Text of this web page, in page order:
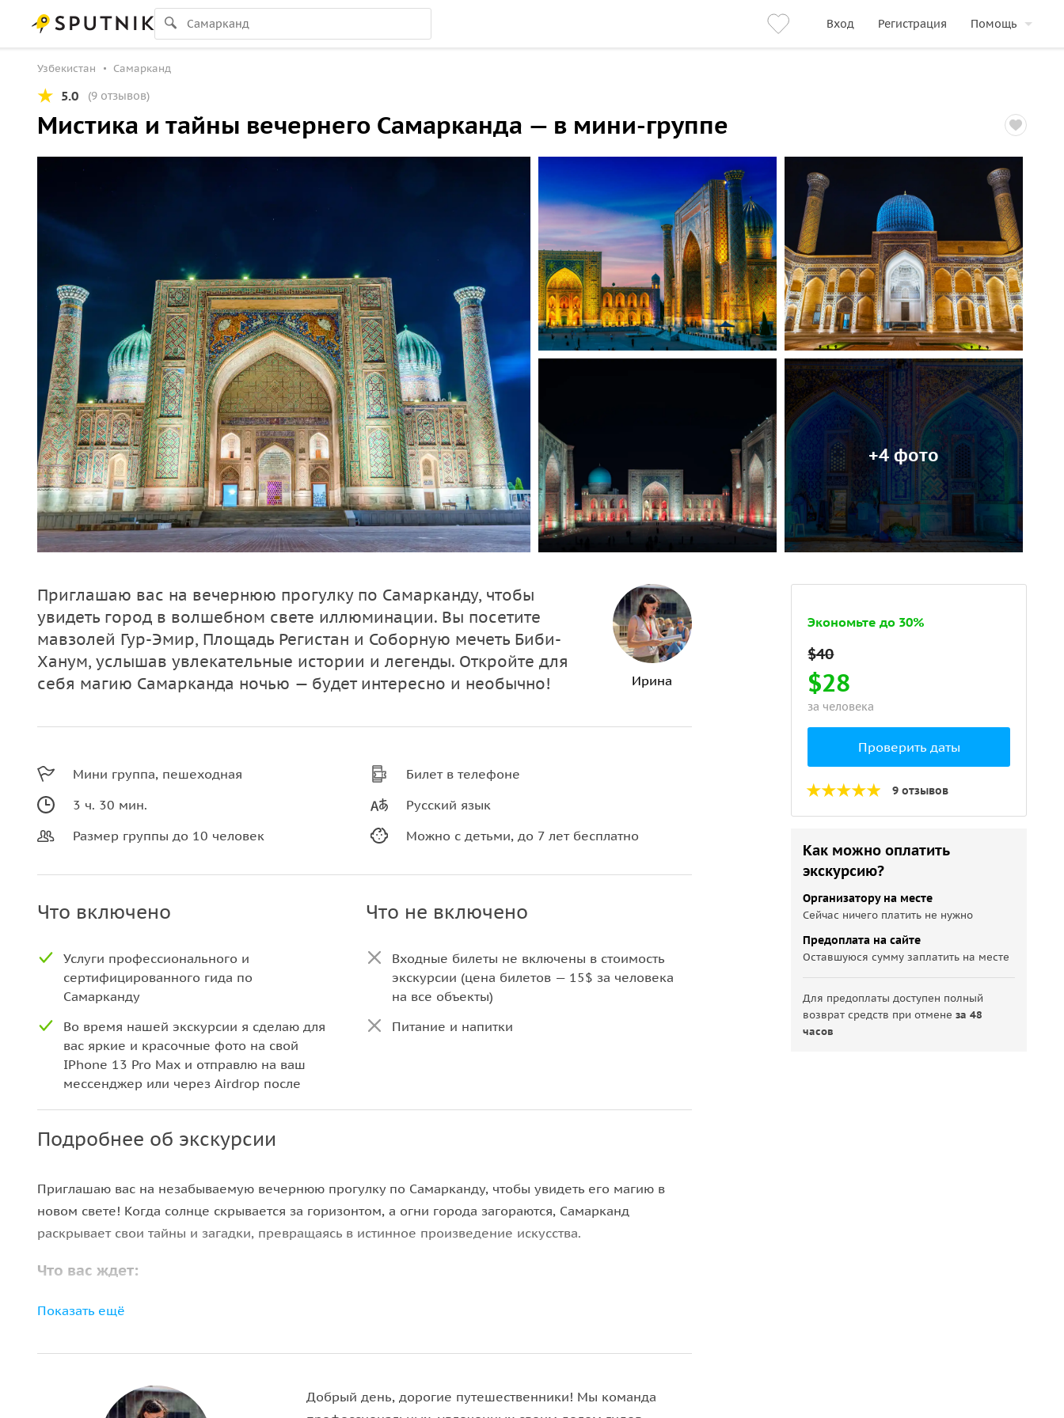
Вход Регистрация Помощь
Узбекистан Самарканд
5.0 (9 отзывов)
Мистика и тайны вечернего Самарканда — в мини-группе
+4 фото
Приглашаю вас на вечернюю прогулку по Самарканду, чтобы
увидеть город в волшебном свете иллюминации. Вы посетите
мавзолей Гур-Эмир, Площадь Регистан и Соборную мечеть Биби-
Ханум, услышав увлекательные истории и легенды. Откройте для
себя магию Самарканда ночью — будет интересно и необычно!
Ирина
Мини группа, пешеходная
3 ч. 30 мин.
Размер группы до 10 человек
Билет в телефоне
Русский язык
Можно с детьми, до 7 лет бесплатно
Что включено
Услуги профессионального и
сертифицированного гида по
Самарканду
Во время нашей экскурсии я сделаю для
вас яркие и красочные фото на свой
IPhone 13 Pro Max и отправлю на ваш
мессенджер или через Airdrop после
Что не включено
Входные билеты не включены в стоимость
экскурсии (цена билетов — 15$ за человека
на все объекты)
Питание и напитки
Подробнее об экскурсии
Приглашаю вас на незабываемую вечернюю прогулку по Самарканду, чтобы увидеть его магию в
новом свете! Когда солнце скрывается за горизонтом, а огни города загораются, Самарканд
раскрывает свои тайны и загадки, превращаясь в истинное произведение искусства.
Что вас ждет:
•Увидите Самарканд при свете огней
•Посетите мавзолей Гур-Эмир, где покоится легендарный Тамерлан и его потомки. Вы услышите
Откроете для себя Площадь Регистан
, сердцевину города, где величественные медресе и мечети
Показать ещё
Добрый день, дорогие путешественники! Мы команда
Экономьте до 30%
$28
за человека
Проверить даты
9 отзывов
Как можно оплатить
экскурсию?
Организатору на месте
Сейчас ничего платить не нужно
Предоплата на сайте
Оставшуюся сумму заплатить на месте
Для предоплаты доступен полный
возврат средств при отменеза 48
часов